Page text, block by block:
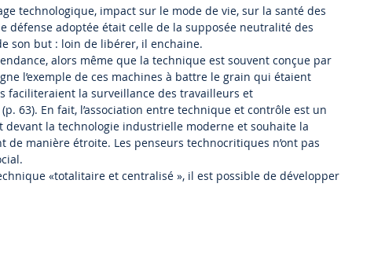
technologique, impact sur le mode de vie, sur la santé des
défense adoptée était celle de la supposée neutralité des
son but : loin de libérer, il enchaine.
alors même que la technique est souvent conçue par
l’exemple de ces machines à battre le grain qui étaient
faciliteraient la surveillance des travailleurs et
63). En fait, l’association entre technique et contrôle est un
devant la technologie industrielle moderne et souhaite la
de manière étroite. Les penseurs technocritiques n’ont pas
«totalitaire et centralisé », il est possible de développer